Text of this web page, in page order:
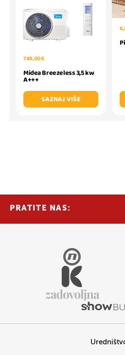
749,00 €
Midea Breezeless 3,5 kw
A+++
SAZNAJ VIŠE
PRATITE NAS: